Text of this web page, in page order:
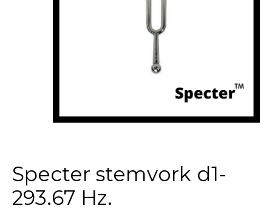
Specter stemvork d1-
293.67 Hz.